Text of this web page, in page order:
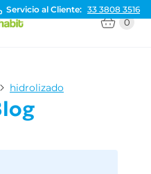
Servicio al Cliente: 33 3808 3516
0
hidrolizado